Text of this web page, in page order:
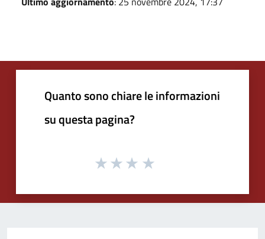
Quanto sono chiare le informazioni
su questa pagina?